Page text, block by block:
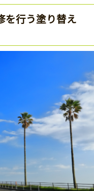
を行う塗り替え